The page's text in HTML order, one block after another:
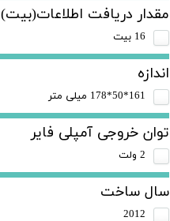
مقدار دریافت اطلاعات(بیت)
16 بیت
اندازه
161*50*178 میلی متر
توان خروجی آمپلی فایر
2 ولت
سال ساخت
2012